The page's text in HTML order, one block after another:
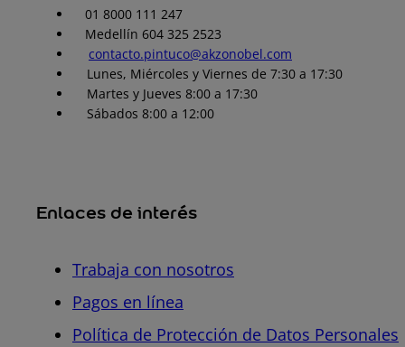
01 8000 111 247
Medellín 604 325 2523
contacto.pintuco@akzonobel.com
Lunes, Miércoles y Viernes de 7:30 a 17:30
Martes y Jueves 8:00 a 17:30
Sábados 8:00 a 12:00
Enlaces de interés
Trabaja con nosotros
Pagos en línea
Política de Protección de Datos Personales